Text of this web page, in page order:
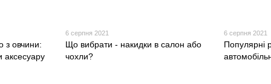
з овчини:
аксесуару
6 серпня 2021
Що вибрати - накидки в салон або
чохли?
6 серпня 2021
Популярні